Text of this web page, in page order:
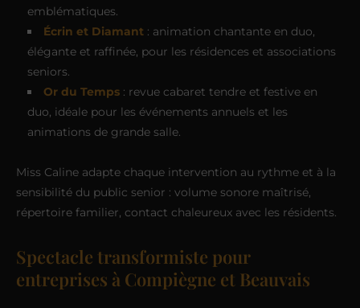
emblématiques.
Écrin et Diamant : animation chantante en duo,
élégante et raffinée, pour les résidences et associations
seniors.
Or du Temps : revue cabaret tendre et festive en
duo, idéale pour les événements annuels et les
animations de grande salle.
Miss Caline adapte chaque intervention au rythme et à la
sensibilité du public senior : volume sonore maîtrisé,
répertoire familier, contact chaleureux avec les résidents.
Spectacle transformiste pour
entreprises à Compiègne et Beauvais